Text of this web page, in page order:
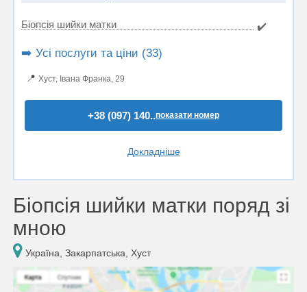
Біопсія шийки матки ✔️
➡️ Усі послуги та ціни (33)
📍 Хуст, Івана Франка, 29
+38 (097) 140..показати номер
Докладніше
Біопсія шийки матки поряд зі
мною
Україна, Закарпатська, Хуст